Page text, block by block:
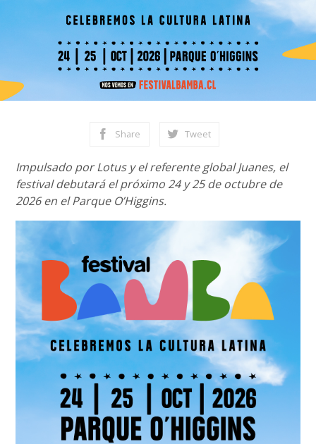
Share Tweet
Impulsado por Lotus y el referente global Juanes, el
festival debutará el próximo 24 y 25 de octubre de
2026 en el Parque O’Higgins.